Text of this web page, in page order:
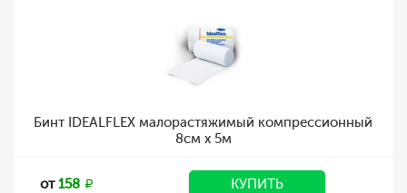
Бинт IDEALFLEX малорастяжимый компрессионный
8см х 5м
от158 КУПИТЬ